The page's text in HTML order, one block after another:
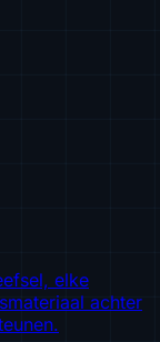
elke
achter